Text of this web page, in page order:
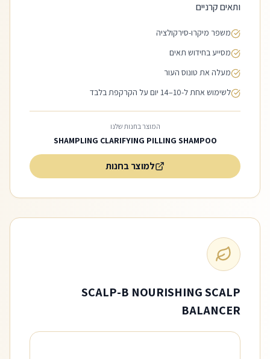
ותאים קרניים
משפר מיקרו-סירקולציה
מסייע בחידוש תאים
מעלה את טונוס העור
לשימוש אחת ל-10–14 יום על הקרקפת בלבד
המוצר בחנות שלנו
SHAMPLING CLARIFYING PILLING SHAMPOO
למוצר בחנות
SCALP-B NOURISHING SCALP
BALANCER